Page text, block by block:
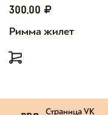
300,00
Римма жилет
Страница VK